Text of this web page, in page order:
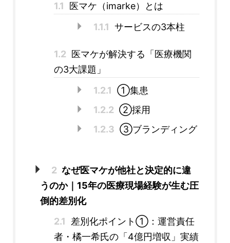
1.1
医マケ（imarke）とは
1.1.1 サービスの3本柱
1.2
医マケが解決する「医療機関
の3大課題」
1.2.1 ①集患
1.2.2 ②採用
1.2.3 ③ブランディング
2 なぜ医マケが他社と決定的に違
うのか｜15年の医療現場経験が生む圧
倒的差別化
2.1
差別化ポイント①：運営責任
者・橘一希氏の「4億円増収」実績